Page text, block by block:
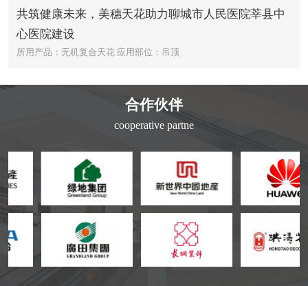
共筑健康未来，美穗天花助力聊城市人民医院莘县中
心医院建设
所用产品：无机复合天花 应用部位：吊顶
合作伙伴
cooperative partne